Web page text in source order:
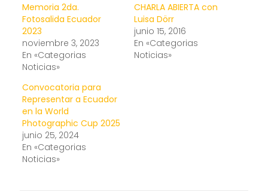
Memoria 2da.
Fotosalida Ecuador
2023
noviembre 3, 2023
En «Categorias
Noticias»
CHARLA ABIERTA con
Luisa Dörr
junio 15, 2016
En «Categorias
Noticias»
Convocatoria para
Representar a Ecuador
en la World
Photographic Cup 2025
junio 25, 2024
En «Categorias
Noticias»